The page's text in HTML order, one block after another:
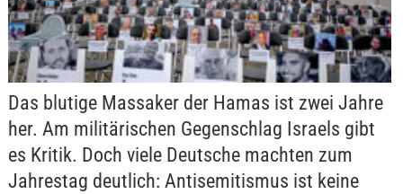
Das blutige Massaker der Hamas ist zwei Jahre
her. Am militärischen Gegenschlag Israels gibt
es Kritik. Doch viele Deutsche machten zum
Jahrestag deutlich: Antisemitismus ist keine